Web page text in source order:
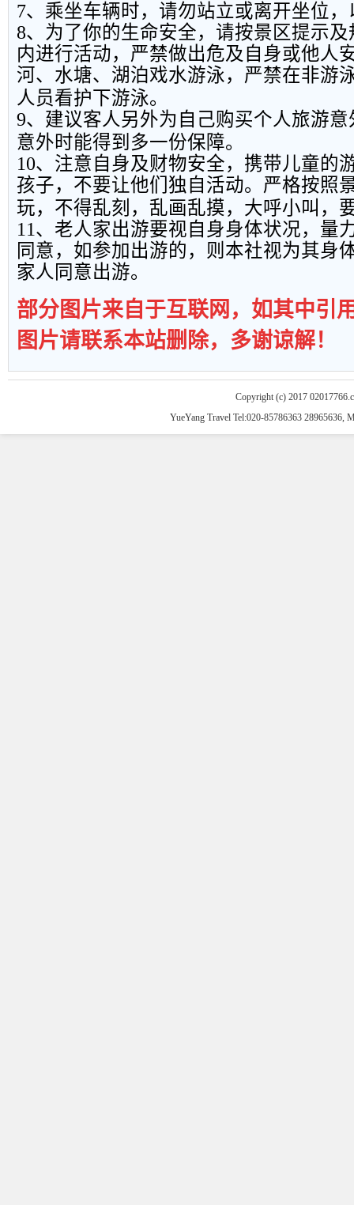
7、乘坐车辆时，请勿站立或离开坐位
8、为了你的生命安全，请按景区提示
内进行活动，严禁做出危及自身或他人
河、水塘、湖泊戏水游泳，严禁在非游
人员看护下游泳。
9、建议客人另外为自己购买个人旅游
意外时能得到多一份保障。
10、注意自身及财物安全，携带儿童的
孩子，不要让他们独自活动。严格按照
玩，不得乱刻，乱画乱摸，大呼小叫，
11、老人家出游要视自身身体状况，量
同意，如参加出游的，则本社视为其身
家人同意出游。
部分图片来自于互联网，如其中引
图片请联系本站删除，多谢谅解！
Copyright (c) 2017
YueYang Travel Tel:020-85786363 28965636,